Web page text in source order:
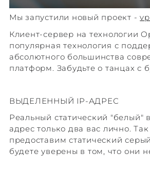
Мы запустили новый проект -
Клиент-сервер на технологии
популярная технология с
абсолютного большинства
платформ. Забудьте о танцах с
ВЫДЕЛЕННЫЙ IP-АДРЕС
Реальный статический "белый"
адрес только два вас лично.
предоставим статический
будете уверены в том, что они